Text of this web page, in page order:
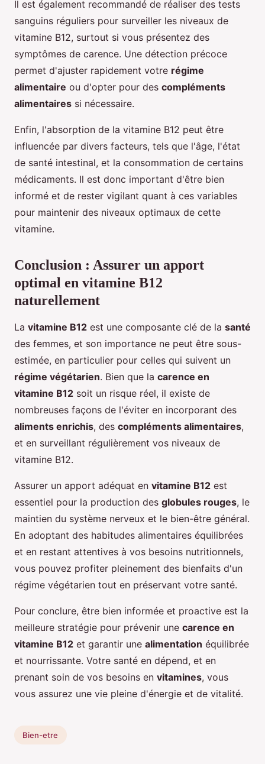
Il est également recommandé de réaliser des tests
sanguins réguliers pour surveiller les niveaux de
vitamine B12, surtout si vous présentez des
symptômes de carence. Une détection précoce
permet d'ajuster rapidement votre régime
alimentaire ou d'opter pour des compléments
alimentaires si nécessaire.
Enfin, l'absorption de la vitamine B12 peut être
influencée par divers facteurs, tels que l'âge, l'état
de santé intestinal, et la consommation de certains
médicaments. Il est donc important d'être bien
informé et de rester vigilant quant à ces variables
pour maintenir des niveaux optimaux de cette
vitamine.
Conclusion : Assurer un apport
optimal en vitamine B12
naturellement
La vitamine B12 est une composante clé de la santé
des femmes, et son importance ne peut être sous-
estimée, en particulier pour celles qui suivent un
régime végétarien. Bien que la carence en
vitamine B12 soit un risque réel, il existe de
nombreuses façons de l'éviter en incorporant des
aliments enrichis, des compléments alimentaires,
et en surveillant régulièrement vos niveaux de
vitamine B12.
Assurer un apport adéquat en vitamine B12 est
essentiel pour la production des globules rouges, le
maintien du système nerveux et le bien-être général.
En adoptant des habitudes alimentaires équilibrées
et en restant attentives à vos besoins nutritionnels,
vous pouvez profiter pleinement des bienfaits d'un
régime végétarien tout en préservant votre santé.
Pour conclure, être bien informée et proactive est la
meilleure stratégie pour prévenir une carence en
vitamine B12 et garantir une alimentation équilibrée
et nourrissante. Votre santé en dépend, et en
prenant soin de vos besoins en vitamines, vous
vous assurez une vie pleine d'énergie et de vitalité.
Bien-etre